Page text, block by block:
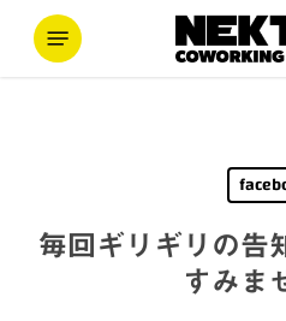
Menu
毎回ギリギリの告
すみま